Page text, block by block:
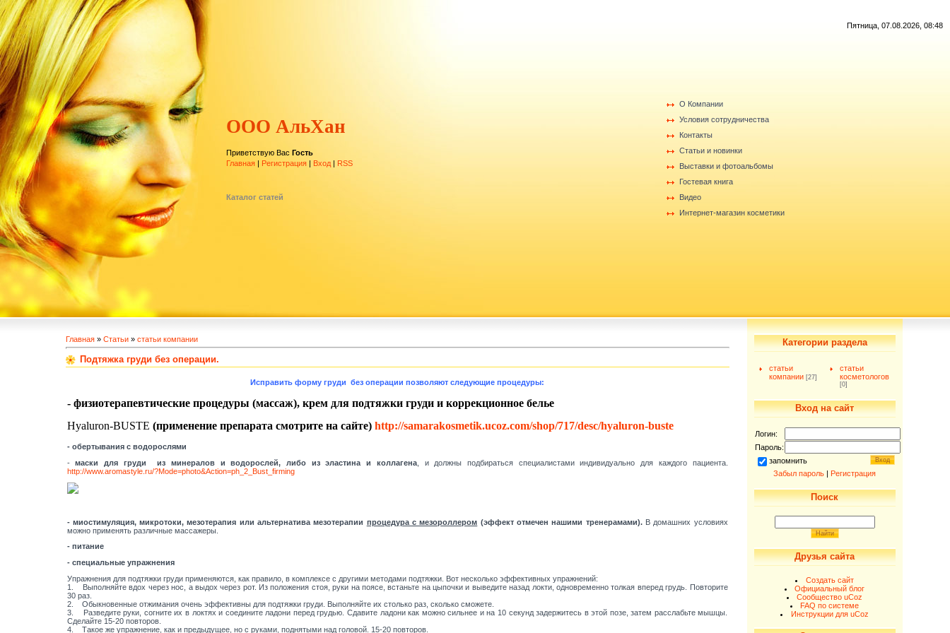
Пятница, 07.08.2026, 08:48
ООО АльХан
Приветствую Вас Гость
Главная | Регистрация | Вход | RSS
Каталог статей
О Компании
Условия сотрудничества
Контакты
Статьи и новинки
Выставки и фотоальбомы
Гостевая книга
Видео
Интернет-магазин косметики
Главная» Статьи» статьи компании
Подтяжка груди без операции.
Исправить форму груди без операции позволяют следующие процедуры:
- физиотерапевтические процедуры (массаж), крем для подтяжки груди и коррекционное белье
Hyaluron-BUSTE (применение препарата смотрите на сайте) http://samarakosmetik.ucoz.com/shop/717/desc/hyaluron-buste
- обертывания с водорослями
-маски для груди из минералов и водорослей, либо из эластина и коллагена, и должны подбираться специалистами индивидуально для каждого пациента.
http://www.aromastyle.ru/?Mode=photo&Action=ph_2_Bust_firming
- миостимуляция, микротоки, мезотерапия или альтернатива мезотерапии процедура с мезороллером (эффект отмечен нашими тренерамами).В домашних условиях
можно применять различные массажеры.
- питание
- специальные упражнения
Упражнения для подтяжки груди применяются, как правило, в комплексе с другими методами подтяжки. Вот несколько эффективных упражнений:
1. Выполняйте вдох через нос, а выдох через рот. Из положения стоя, руки на поясе, встаньте на цыпочки и выведите назад локти, одновременно толкая вперед грудь. Повторите
30 раз.
2. Обыкновенные отжимания очень эффективны для подтяжки груди. Выполняйте их столько раз, сколько сможете.
3. Разведите руки, согните их в локтях и соедините ладони перед грудью. Сдавите ладони как можно сильнее и на 10 секунд задержитесь в этой позе, затем расслабьте мышцы.
Сделайте 15-20 повторов.
4. Такое же упражнение, как и предыдущее, но с руками, поднятыми над головой. 15-20 повторов.
Категории раздела
статьи
компании [27]
статьи
косметологов
[0]
Вход на сайт
Логин:
Пароль:
запомнить
Забыл пароль
Регистрация
Поиск
Друзья сайта
Создать сайт
Официальный блог
Сообщество uCoz
FAQ по системе
Инструкции для uCoz